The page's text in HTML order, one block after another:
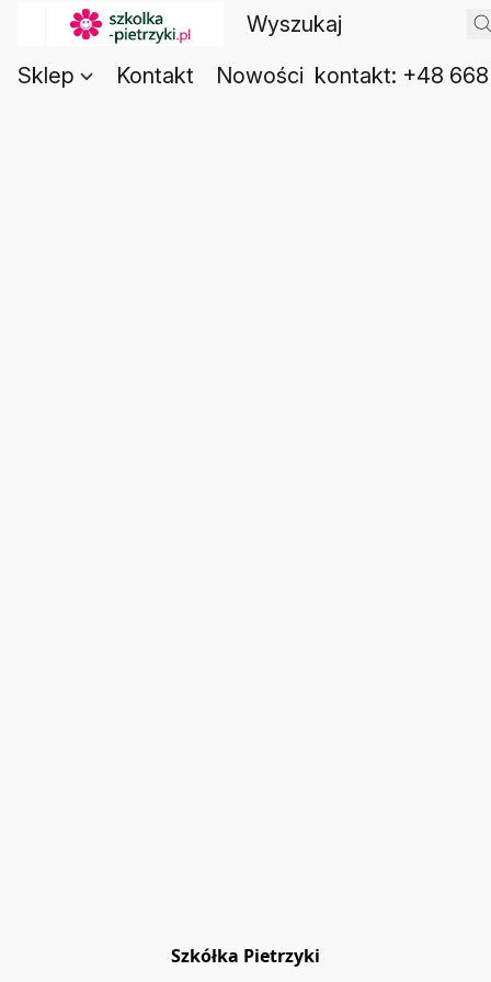
Sklep Kontakt Nowości kontakt: +48 668
Szkółka Pietrzyki